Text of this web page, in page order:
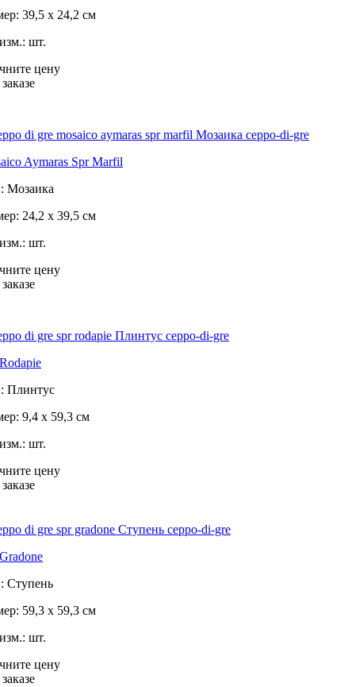
39,5 x 24,2 см
шт.
цену
Aymaras Spr Marfil
Мозаика
24,2 x 39,5 см
шт.
цену
Плинтус
9,4 x 59,3 см
шт.
цену
Ступень
59,3 x 59,3 см
шт.
цену